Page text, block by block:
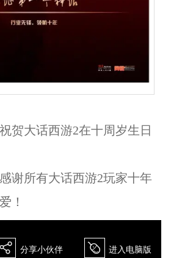
大话西游2在十周岁生日
所有大话西游2玩家十年
！
򰀂 分享小伙伴 򰀄 进入电脑版